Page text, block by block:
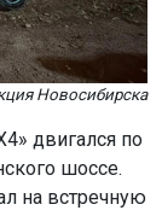
Новосибирска
двигался по
шоссе.
на встречную